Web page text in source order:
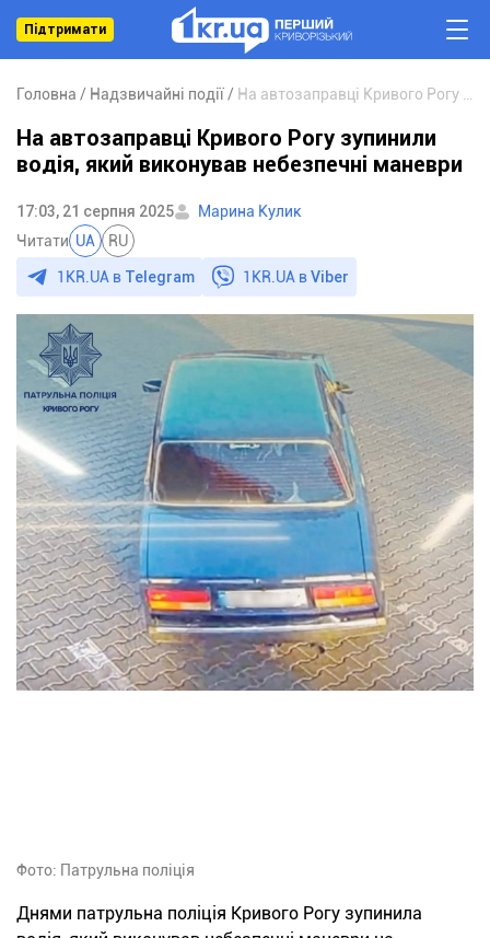
Підтримати
Головна Надзвичайні події
На автозаправці Кривого Рогу зупинили
водія, який виконував небезпечні маневри
17:03, 21 серпня 2025
Марина Кулик
Читати UA RU
1KR.UA в Telegram 1KR.UA вViber
Фото: Патрульна поліція
Днями патрульна поліція Кривого Рогу зупинила